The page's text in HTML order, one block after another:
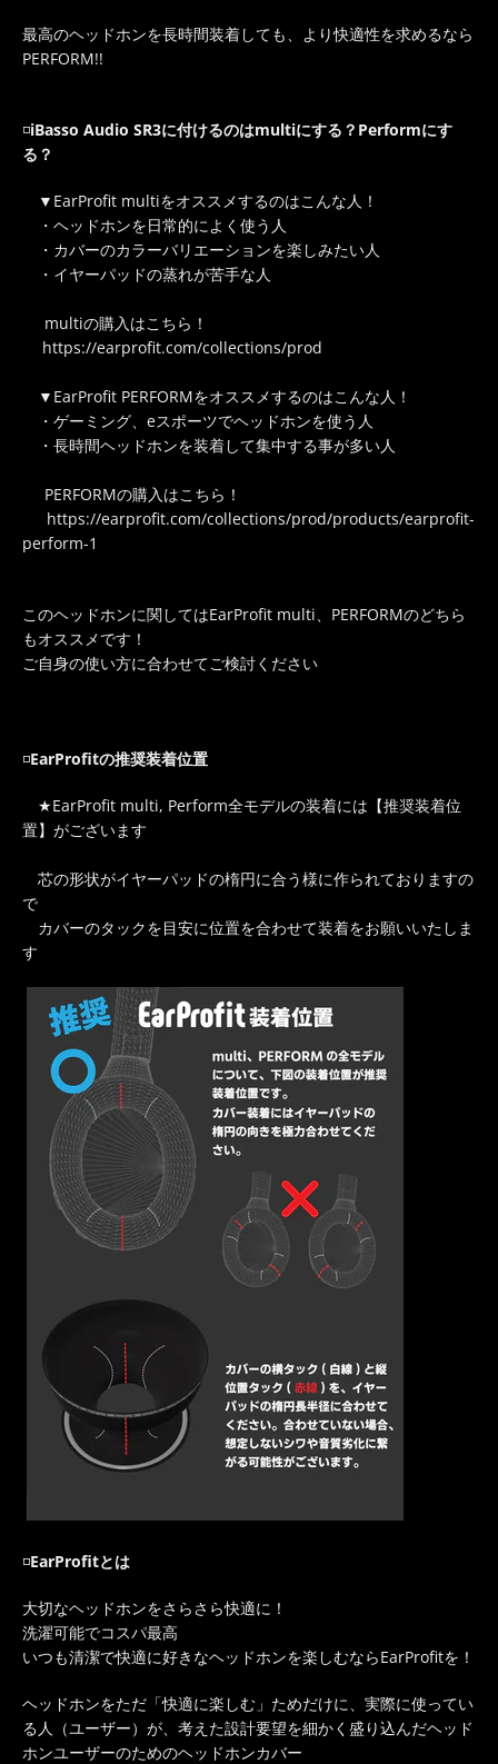
最高のヘッドホンを長時間装着しても、より快適性を求めるなら
PERFORM!!
◽️iBasso Audio SR3に付けるのはmultiにする？Performにす
る？
▼EarProfit multiをオススメするのはこんな人！
・ヘッドホンを日常的によく使う人
・カバーのカラーバリエーションを楽しみたい人
・イヤーパッドの蒸れが苦手な人
multiの購入はこちら！
https://earprofit.com/collections/prod
▼EarProfit PERFORMをオススメするのはこんな人！
・ゲーミング、eスポーツでヘッドホンを使う人
・長時間ヘッドホンを装着して集中する事が多い人
PERFORMの購入はこちら！
https://earprofit.com/collections/prod/products/earprofit-
perform-1
このヘッドホンに関してはEarProfit multi、PERFORMのどちら
もオススメです！
ご自身の使い方に合わせてご検討ください
◽️EarProfitの推奨装着位置
★EarProfit multi, Perform全モデルの装着には【推奨装着位
置】がございます
芯の形状がイヤーパッドの楕円に合う様に作られておりますの
で
カバーのタックを目安に位置を合わせて装着をお願いいたしま
す
◽️EarProfitとは
大切なヘッドホンをさらさら快適に！
洗濯可能でコスパ最高
いつも清潔で快適に好きなヘッドホンを楽しむならEarProfitを！
ヘッドホンをただ「快適に楽しむ」ためだけに、実際に使ってい
る人（ユーザー）が、考えた設計要望を細かく盛り込んだヘッド
ホンユーザーのためのヘッドホンカバー